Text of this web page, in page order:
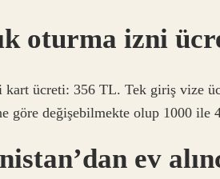
oturma izni
ücreti: 356 TL. Tek giriş vize
göre değişebilmekte olup 1000 ile
ev